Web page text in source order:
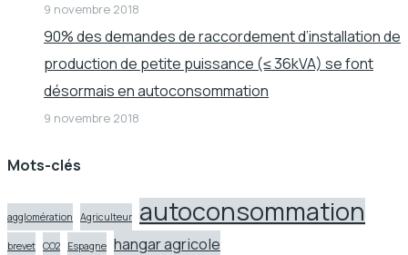
9 novembre 2018
90% des demandes de raccordement d’installation de
production de petite puissance (≤ 36kVA) se font
désormais en autoconsommation
9 novembre 2018
Mots-clés
agglomération Agriculteur autoconsommation
brevet CO2 Espagne hangar agricole